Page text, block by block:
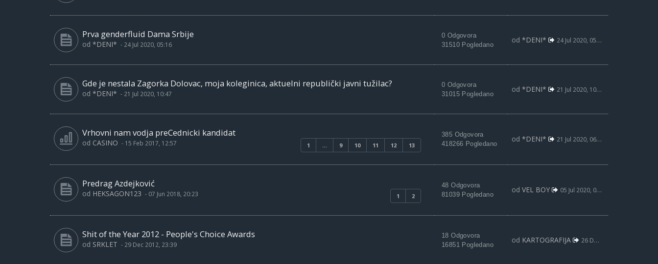
Prva genderfluid Dama Srbije
od *DENI* - 24 Jul 2020, 05:16
0 Odgovora
31510 Pogledano
od *DENI* 24 Jul 2020, 05:16
Gde je nestala Zagorka Dolovac, moja koleginica, aktuelni republički javni tužilac?
od *DENI* - 21 Jul 2020, 10:47
0 Odgovora
31015 Pogledano
od *DENI* 21 Jul 2020, 10:47
Vrhovni nam vodja preCednicki kandidat
1 … 9 10 11 12 13
od CASINO - 15 Feb 2017, 12:57
385 Odgovora
418266 Pogledano
od *DENI* 21 Jul 2020, 06:48
Predrag Azdejković
1 2
od HEKSAGON123 - 07 Jun 2018, 20:23
48 Odgovora
81039 Pogledano
od VEL BOY 05 Jul 2020, 03:25
Shit of the Year 2012 - People's Choice Awards
od SRKLET - 29 Dec 2012, 23:39
18 Odgovora
16851 Pogledano
od KARTOGRAFIJA 26 Dec 2019, 01:43